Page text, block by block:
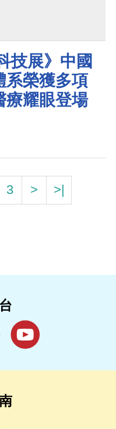
技展》中國
系榮獲多項
療耀眼登場
3 > >|